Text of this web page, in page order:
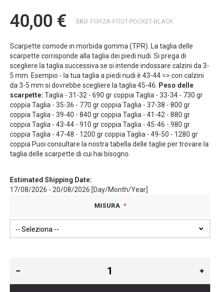
40,00 € SKU FORZA-FOOT-POCKET-BLACK
Scarpette comode in morbida gomma (TPR). La taglia delle
scarpette corrisponde alla taglia dei piedi nudi. Si prega di
scegliere la taglia successiva se si intende indossare calzini da 3-
5 mm. Esempio - la tua taglia a piedi nudi è 43-44 => con calzini
da 3-5 mm si dovrebbe scegliere la taglia 45-46.
Peso delle
scarpette: Taglia - 31-32 - 690 gr coppia Taglia - 33-34 - 730 gr
coppia Taglia - 35-36 - 770 gr coppia Taglia - 37-38 - 800 gr
coppia Taglia - 39-40 - 840 gr coppia Taglia - 41-42 - 880 gr
coppia Taglia - 43-44 - 910 gr coppia Taglia - 45-46 - 980 gr
coppia Taglia - 47-48 - 1200 gr coppia Taglia - 49-50 - 1280 gr
coppia Puoi consultare la nostra tabella delle taglie per trovare la
taglia delle scarpette di cui hai bisogno.
Estimated Shipping Date:
17/08/2026 - 20/08/2026 [Day/Month/Year]
MISURA